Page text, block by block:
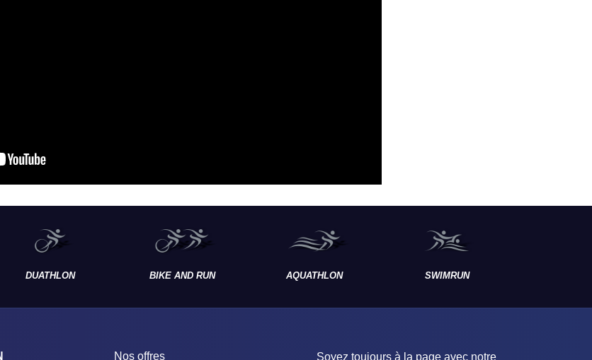
DUATHLON BIKE AND RUN AQUATHLON SWIMRUN
Nos offres Soyez toujours à la page avec notre